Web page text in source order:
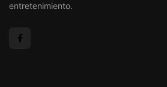
entretenimiento.